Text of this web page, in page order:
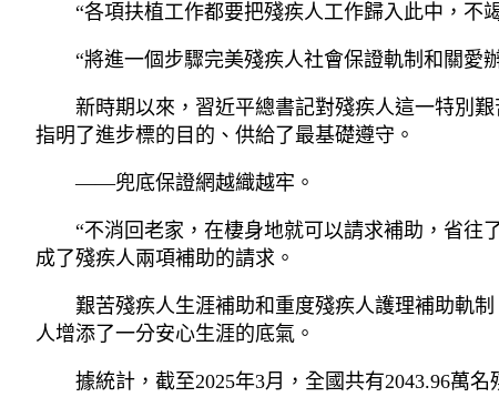
“各項扶植工作都要把殘疾人工作歸入此中，不
“將進一個步驟完美殘疾人社會保證軌制和關愛
新時期以來，習近平總書記對殘疾人這一特別
指明了進步標的目的、供給了最基礎遵守。
——兜底保證網越織越牢。
“不消回老家，在棲身地就可以請求補助，省往
成了殘疾人兩項補助的請求。
艱苦殘疾人生涯補助和重度殘疾人護理補助軌
人增添了一分安心生涯的底氣。
據統計，截至2025年3月，全國共有2043.96萬